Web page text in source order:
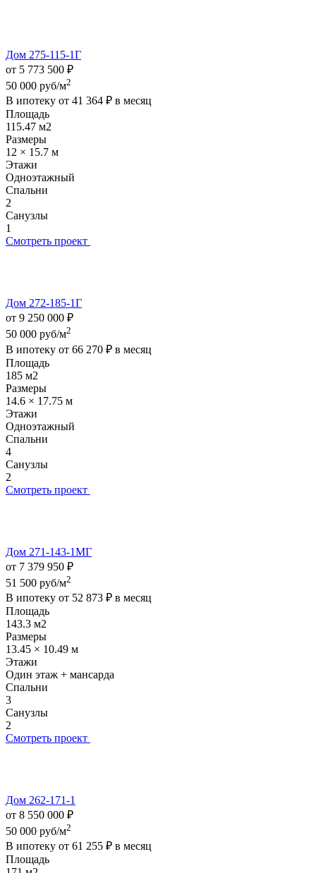
Дом 275-115-1Г
от 5 773 500 ₽
50 000 руб/м2
В ипотеку от 41 364 ₽ в месяц
Площадь
115.47 м2
Размеры
12 × 15.7 м
Этажи
Одноэтажный
Спальни
2
Санузлы
1
Смотреть проект
Дом 272-185-1Г
от 9 250 000 ₽
50 000 руб/м2
В ипотеку от 66 270 ₽ в месяц
Площадь
185 м2
Размеры
14.6 × 17.75 м
Этажи
Одноэтажный
Спальни
4
Санузлы
2
Смотреть проект
Дом 271-143-1МГ
от 7 379 950 ₽
51 500 руб/м2
В ипотеку от 52 873 ₽ в месяц
Площадь
143.3 м2
Размеры
13.45 × 10.49 м
Этажи
Один этаж + мансарда
Спальни
3
Санузлы
2
Смотреть проект
Дом 262-171-1
от 8 550 000 ₽
50 000 руб/м2
В ипотеку от 61 255 ₽ в месяц
Площадь